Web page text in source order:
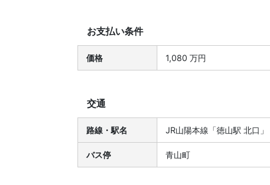
お支払い条件
価格 1,080 万円
交通
路線・駅名 JR山陽本線「徳山駅 北口」
バス停 青山町